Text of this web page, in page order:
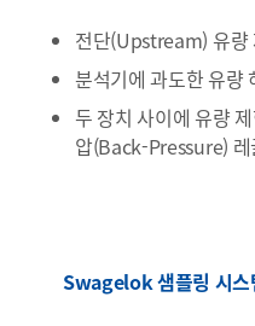
전단(Upstream) 유량
분석기에 과도한 유량
두 장치 사이에 유량
압(Back-Pressure)
Swagelok 샘플링 시스